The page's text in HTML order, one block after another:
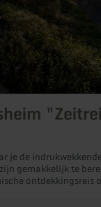
je de
gemakkelijk te
ontdekkingsreis